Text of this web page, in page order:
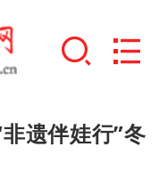
遗伴娃行”冬